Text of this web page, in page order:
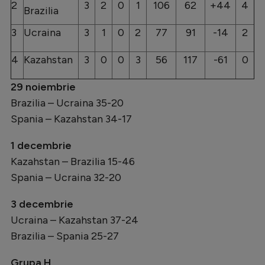
2 Brazilia 3 2 0 1 106 62 +44 4
3 Ucraina 3 1 0 2 77 91 -14 2
4 Kazahstan 3 0 0 3 56 117 -61 0
29 noiembrie
Brazilia – Ucraina 35-20
Spania – Kazahstan 34-17
1 decembrie
Kazahstan – Brazilia 15-46
Spania – Ucraina 32-20
3 decembrie
Ucraina – Kazahstan 37-24
Brazilia – Spania 25-27